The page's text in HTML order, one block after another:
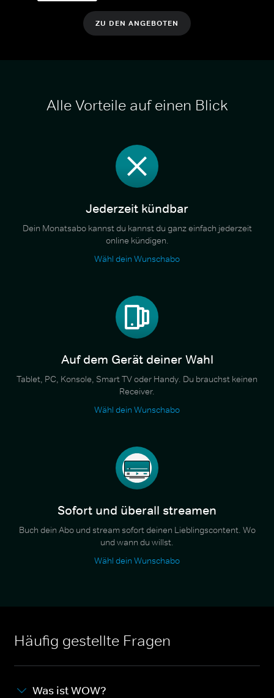
ZU DEN ANGEBOTEN
Alle Vorteile auf einen Blick
Jederzeit kündbar
Dein Monatsabo kannst du kannst du ganz einfach jederzeit
online kündigen.
Wähl dein Wunschabo
Auf dem Gerät deiner Wahl
Tablet, PC, Konsole, Smart TV oder Handy. Du brauchst keinen
Receiver.
Wähl dein Wunschabo
Sofort und überall streamen
Buch dein Abo und stream sofort deinen Lieblingscontent. Wo
und wann du willst.
Wähl dein Wunschabo
Häufig gestellte Fragen
Was ist WOW?